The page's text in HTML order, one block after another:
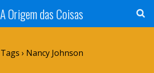
A Origem das Coisas
Tags › Nancy Johnson